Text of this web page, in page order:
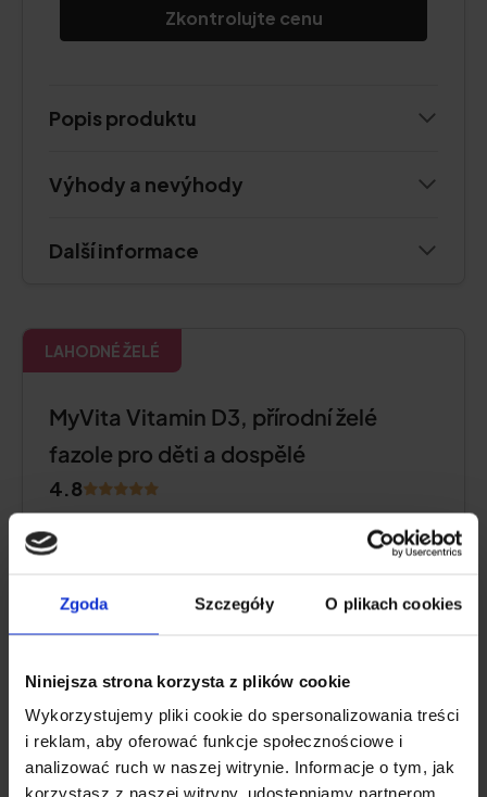
Zgoda Szczegóły O plikach cookies
Niniejsza strona korzysta z plików cookie
Wykorzystujemy pliki cookie do spersonalizowania treści
i reklam, aby oferować funkcje społecznościowe i
analizować ruch w naszej witrynie. Informacje o tym, jak
korzystasz z naszej witryny, udostępniamy partnerom
Zkontrolujte cenu
Popis produktu
Výhody a nevýhody
Další informace
LAHODNÉ ŽELÉ
MyVita Vitamin D3, přírodní želé
fazole pro děti a dospělé
4.8